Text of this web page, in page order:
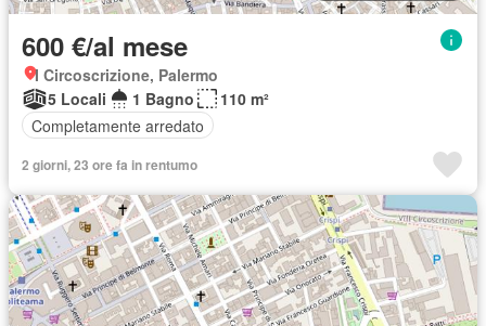
600 €/al mese
I Circoscrizione, Palermo
5 Locali
1 Bagno
110 m²
Completamente arredato
2 giorni, 23 ore fa in rentumo